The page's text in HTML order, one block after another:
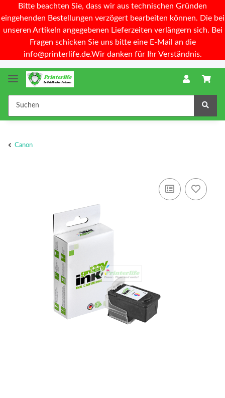
Bitte beachten Sie, dass wir aus technischen Gründen
eingehenden Bestellungen verzögert bearbeiten können. Die bei
unseren Artikeln angegebenen Lieferzeiten verlängern sich. Bei
Fragen schicken Sie uns bitte eine E-Mail an die
info@printerlife.de.Wir danken für Ihr Verständnis.
Canon